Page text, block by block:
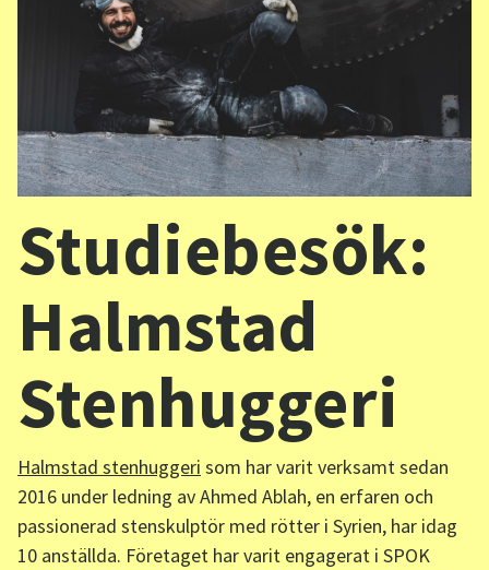
Samarbeten
Aktuellt i SPOK-nätverket
Sv/En
Studiebesök:
Halmstad
Stenhuggeri
Halmstad stenhuggeri som har varit verksamt sedan
2016 under ledning av Ahmed Ablah, en erfaren och
passionerad stenskulptör med rötter i Syrien, har idag
10 anställda. Företaget har varit engagerat i SPOK